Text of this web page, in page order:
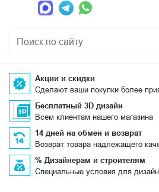
Акции и скидки
Сделают ваши покупки более
Бесплатный 3D дизайн
Всем клиентам нашего магазина
14 дней на обмен и возврат
Возврат товара надлежащего
% Дизайнерам и строителям
Специальные условия для